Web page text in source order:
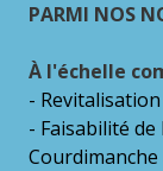
PARMI NOS
À l'échelle
-
- Faisabilité
Courdimanche